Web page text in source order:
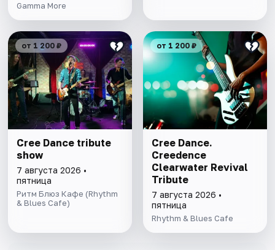
Gamma More
от 1 200 ₽
Cree Dance tribute
show
7 августа 2026 •
пятница
Ритм Блюз Кафе (Rhythm
& Blues Cafe)
от 1 200 ₽
Cree Dance.
Creedence
Clearwater Revival
Tribute
7 августа 2026 •
пятница
Rhythm & Blues Cafe